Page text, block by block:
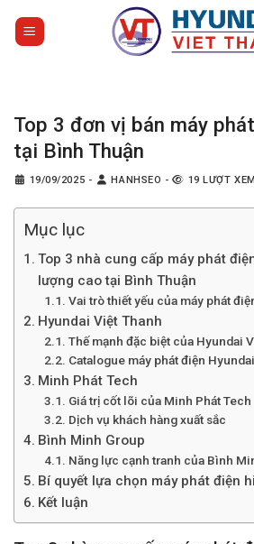
Top 3 đơn vị bán máy
tại Bình Thuận
19/09/2025 - HANHSEO - 19 LƯỢT XEM
Mục lục
Top 3 nhà cung cấp máy phát
lượng cao tại Bình Thuận
Vai trò thiết yếu của máy phát
Hyundai Việt Thanh
Thế mạnh đặc biệt của Hyundai
Catalogue máy phát điện
Minh Phát Tech
Giá trị cốt lõi của Minh Phát Tech
Dịch vụ khách hàng xuất sắc
Bình Minh Group
Năng lực cạnh tranh của Bình
Bí quyết lựa chọn máy phát điện
Kết luận